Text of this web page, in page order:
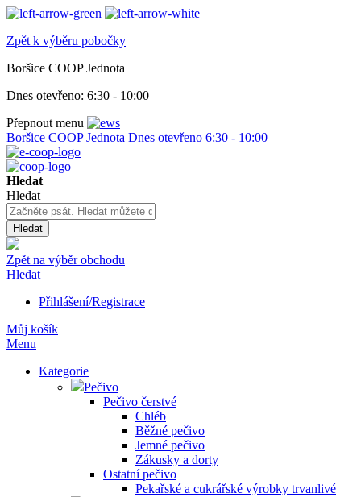
Zpět k výběru pobočky
Boršice COOP Jednota
Dnes otevřeno: 6:30 - 10:00
Přepnout menu
Boršice COOP Jednota Dnes otevřeno 6:30 - 10:00
Hledat
Hledat
Hledat
Zpět na výběr obchodu
Hledat
Přihlášení/Registrace
Můj košík
Menu
Kategorie
Pečivo
Pečivo čerstvé
Chléb
Běžné pečivo
Jemné pečivo
Zákusky a dorty
Ostatní pečivo
Pekařské a cukrářské výrobky trvanlivé